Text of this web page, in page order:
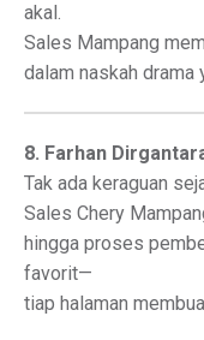
akal.
Sales Mampang
dalam naskah drama
8. Farhan
Tak ada keraguan
Sales Chery
hingga proses
favorit—
tiap halaman